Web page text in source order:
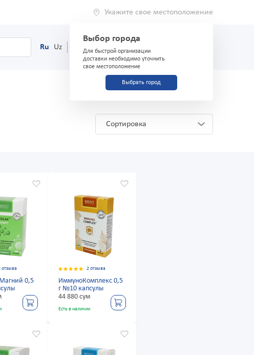
Укажите свое местоположение
Выбор города
Для быстрой организации
доставки необходимо уточнить
свое местоположение
Выбрать город
Ru Uz (71) 200-03-03
Сортировка
отзыва
0,5
2 отзыва
ИммуноКомплекс 0,5
г №10 капсулы
44 880 сум
Есть в наличии